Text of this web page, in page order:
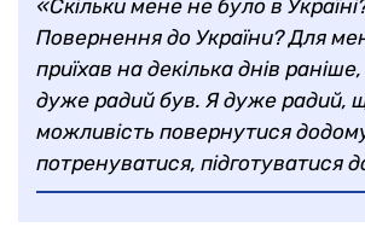
«Скільки мене не було в
Повернення до України? Для
приїхав на декілька днів
дуже радий був. Я дуже радий,
можливість повернутися
потренуватися, підготуватися